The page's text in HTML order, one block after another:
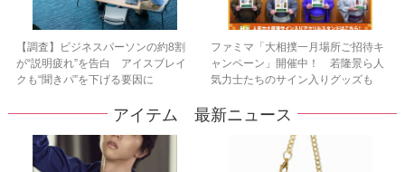
【調査】ビジネスパーソンの約8割
が“説明疲れ”を告白 アイスブレイ
クも“聞きパ”を下げる要因に
ファミマ「大相撲一月場所ご招待キ
ャンペーン」開催中！ 若隆景ら人
気力士たちのサイン入りグッズも
アイテム 最新ニュース